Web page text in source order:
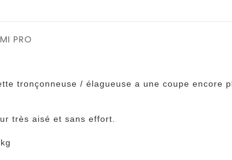
PRO
tronçonneuse / élagueuse a une coupe encore
très aisé et sans effort.